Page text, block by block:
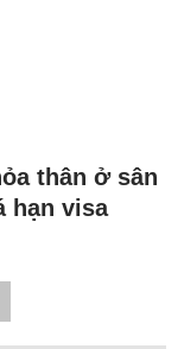
thân ở sân
hạn visa